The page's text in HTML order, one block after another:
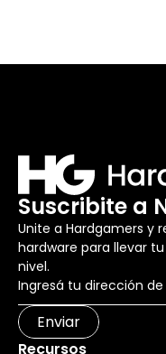
Suscribite a
Unite a Hardgamers y
hardware para llevar
nivel.
Enviar
Recursos